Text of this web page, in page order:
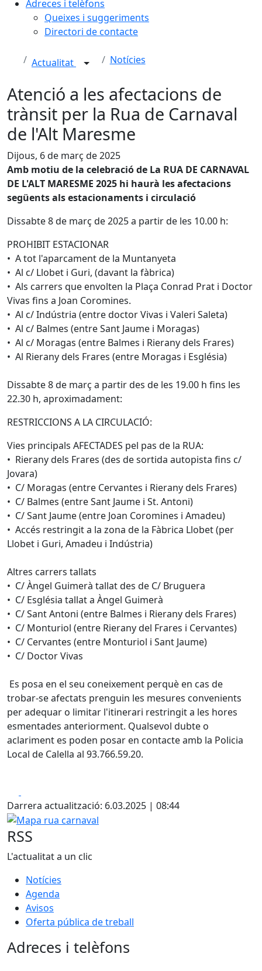
Adreces i telèfons
Queixes i suggeriments
Directori de contacte
Actualitat Notícies
Atenció a les afectacions de
trànsit per la Rua de Carnaval
de l'Alt Maresme
Dijous, 6 de març de 2025
Amb motiu de la celebració de La RUA DE CARNAVAL
DE L'ALT MARESME 2025 hi haurà les afectacions
següents als estacionaments i circulació
Dissabte 8 de març de 2025 a partir de les 10.00 h:
PROHIBIT ESTACIONAR
• A tot l'aparcament de la Muntanyeta
• Al c/ Llobet i Guri, (davant la fàbrica)
• Als carrers que envolten la Plaça Conrad Prat i Doctor
Vivas fins a Joan Coromines.
• Al c/ Indústria (entre doctor Vivas i Valeri Saleta)
• Al c/ Balmes (entre Sant Jaume i Moragas)
• Al c/ Moragas (entre Balmes i Rierany dels Frares)
• Al Rierany dels Frares (entre Moragas i Església)
Dissabte 8 de març a partir des de les 19.00 h fins les
22.30 h, aproximadament:
RESTRICCIONS A LA CIRCULACIÓ:
Vies principals AFECTADES pel pas de la RUA:
• Rierany dels Frares (des de sortida autopista fins c/
Jovara)
• C/ Moragas (entre Cervantes i Rierany dels Frares)
• C/ Balmes (entre Sant Jaume i St. Antoni)
• C/ Sant Jaume (entre Joan Coromines i Amadeu)
• Accés restringit a la zona de la Fàbrica Llobet (per
Llobet i Guri, Amadeu i Indústria)
Altres carrers tallats
• C/ Àngel Guimerà tallat des de C/ Bruguera
• C/ Església tallat a Àngel Guimerà
• C/ Sant Antoni (entre Balmes i Rierany dels Frares)
• C/ Monturiol (entre Rierany del Frares i Cervantes)
• C/ Cervantes (entre Monturiol i Sant Jaume)
• C/ Doctor Vivas
Es posa en el seu coneixement perquè en cas de
trobar-se afectats prenguin les mesures convenients
per adequar o limitar l'itinerari restringit a les hores
esmentades anteriorment. Qualsevol dubte o
aclariment es poden posar en contacte amb la Policia
Local de Calella al 93.766.59.20.
Darrera actualització: 6.03.2025 | 08:44
Mapa rua carnaval
RSS
L'actualitat a un clic
Notícies
Agenda
Avisos
Oferta pública de treball
Adreces i telèfons